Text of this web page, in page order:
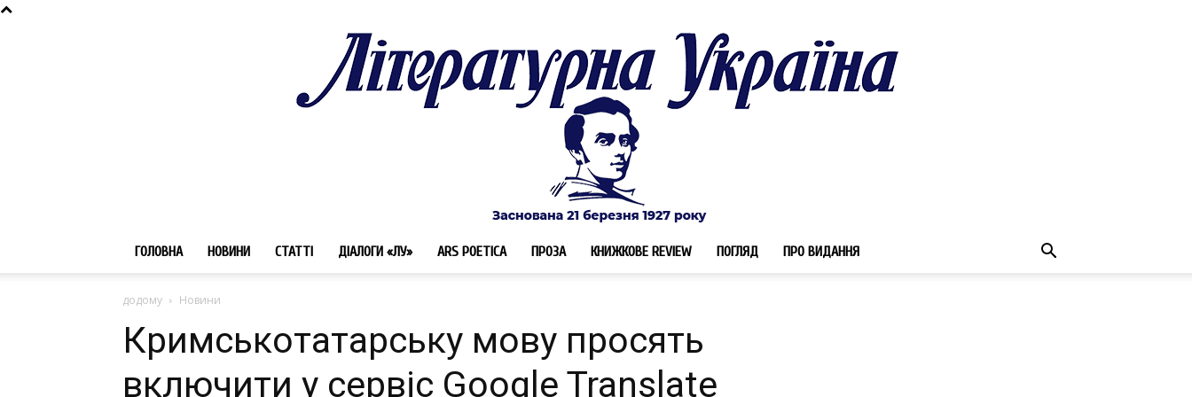
ГОЛОВНА НОВИНИ СТАТТІ ДІАЛОГИ «ЛУ» ARS POETICA ПРОЗА КНИЖКОВЕ REVIEW ПОГЛЯД ПРО ВИДАННЯ
додому Новини
Кримськотатарську мову просять
включити у сервіс Google Translate